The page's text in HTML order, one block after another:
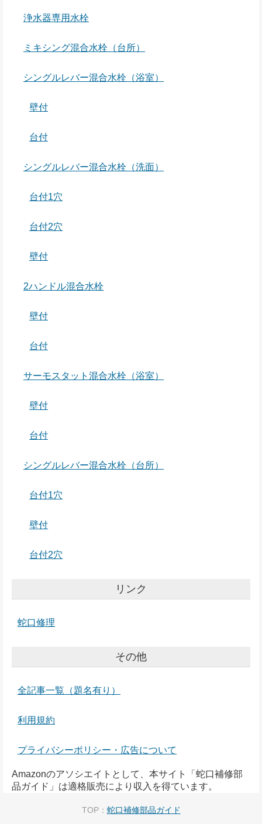
浄水器専用水栓
ミキシング混合水栓（台所）
シングルレバー混合水栓（浴室）
壁付
台付
シングルレバー混合水栓（洗面）
台付1穴
台付2穴
壁付
2ハンドル混合水栓
壁付
台付
サーモスタット混合水栓（浴室）
壁付
台付
シングルレバー混合水栓（台所）
台付1穴
壁付
台付2穴
リンク
蛇口修理
その他
全記事一覧（題名有り）
利用規約
プライバシーポリシー・広告について
Amazonのアソシエイトとして、本サイト「蛇口補修部
品ガイド」は適格販売により収入を得ています。
TOP： 蛇口補修部品ガイド